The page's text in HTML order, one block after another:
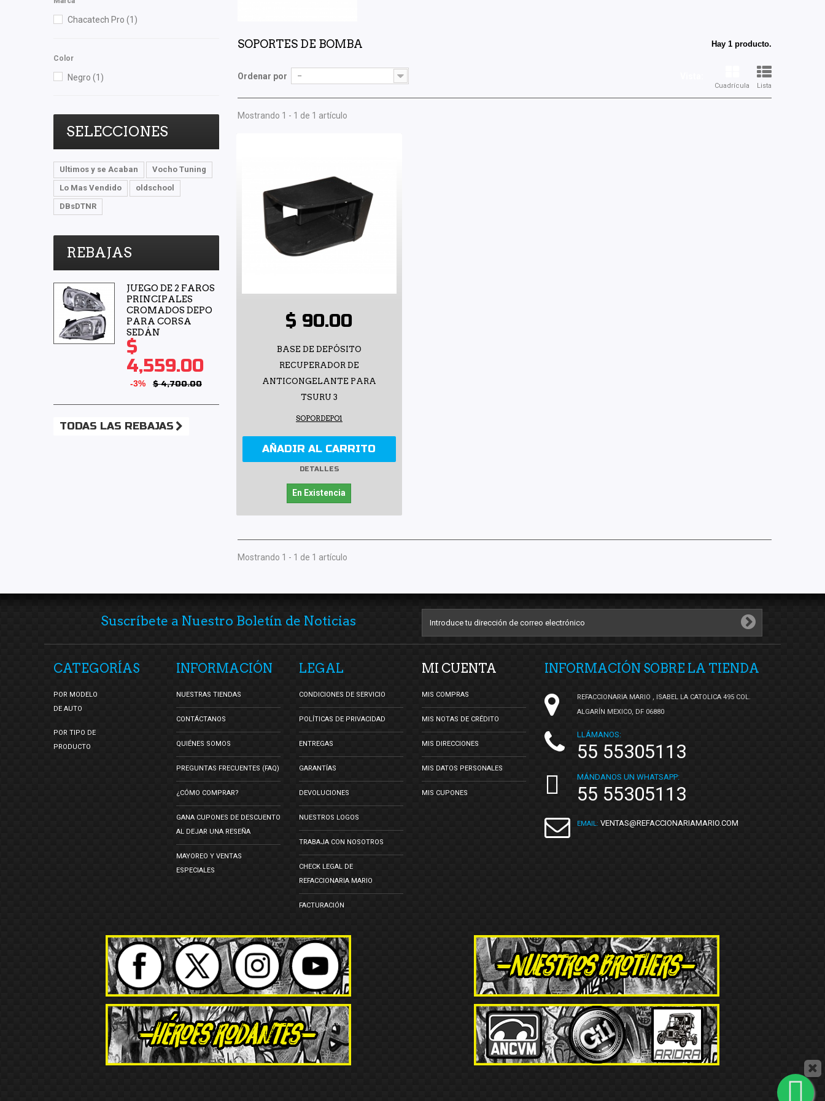
Chacatech Pro (1)
Color
Negro (1)
SELECCIONES
Ultimos y se Acaban
Vocho Tuning
Lo Mas Vendido
oldschool
DBsDTNR
REBAJAS
JUEGO DE 2 FAROS
PRINCIPALES
CROMADOS DEPO
PARA CORSA
SEDÁN
$
4,559.00
-3% $ 4,700.00
TODAS LAS REBAJAS
SOPORTES DE BOMBA Hay 1 producto.
Cuadrícula Lista
Ordenar por --
Mostrando 1 - 1 de 1 artículo
$ 90.00
BASE DE DEPÓSITO
RECUPERADOR DE
ANTICONGELANTE PARA
TSURU 3
SOPORDEPO1
AÑADIR AL CARRITO
DETALLES
En Existencia
Mostrando 1 - 1 de 1 artículo
Suscríbete a Nuestro Boletín de Noticias
CATEGORÍAS
POR MODELO
DE AUTO
POR TIPO DE
PRODUCTO
INFORMACIÓN
NUESTRAS TIENDAS
CONTÁCTANOS
QUIÉNES SOMOS
PREGUNTAS FRECUENTES (FAQ)
¿CÓMO COMPRAR?
GANA CUPONES DE DESCUENTO
AL DEJAR UNA RESEÑA
MAYOREO Y VENTAS
ESPECIALES
LEGAL
CONDICIONES DE SERVICIO
POLÍTICAS DE PRIVACIDAD
ENTREGAS
GARANTÍAS
DEVOLUCIONES
NUESTROS LOGOS
TRABAJA CON NOSOTROS
CHECK LEGAL DE
REFACCIONARIA MARIO
FACTURACIÓN
MI CUENTA
MIS COMPRAS
MIS NOTAS DE CRÉDITO
MIS DIRECCIONES
MIS DATOS PERSONALES
MIS CUPONES
INFORMACIÓN SOBRE LA TIENDA
REFACCIONARIA MARIO , ISABEL LA CATOLICA 495 COL.
ALGARÍN MEXICO, DF 06880
LLÁMANOS:
55 55305113
MÁNDANOS UN WHATSAPP:
55 55305113
EMAIL: VENTAS@REFACCIONARIAMARIO.COM